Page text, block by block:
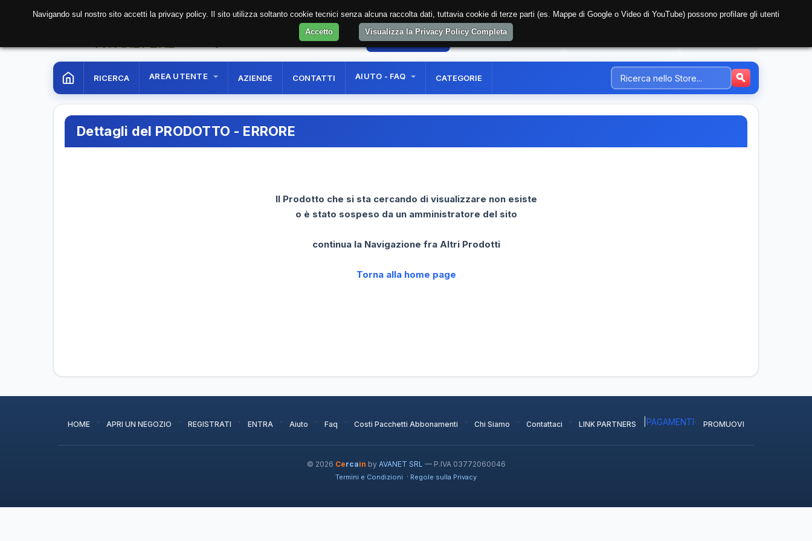
AREA RISERVATA REGISTRAZIONE UTENTE
RICERCA AREA UTENTE AZIENDE CONTATTI AIUTO - FAQ CATEGORIE
Dettagli del PRODOTTO - ERRORE
Il Prodotto che si sta cercando di visualizzare non esiste
o è stato sospeso da un amministratore del sito
continua la Navigazione fra Altri Prodotti
Torna alla home page
HOME · APRI UN NEGOZIO · REGISTRATI · ENTRA · Aiuto · Faq · Costi Pacchetti Abbonamenti · Chi Siamo · Contattaci · LINK PARTNERS PAGAMENTI· PROMUOVI
© 2026 Cercain by AVANET SRL — P.IVA 03772060046
Termini e Condizioni · Regole sulla Privacy
Navigando sul nostro sito accetti la privacy policy. Il sito utilizza soltanto cookie tecnici senza alcuna raccolta dati, tuttavia cookie di terze parti (es. Mappe di Google o Video di YouTube) possono profilare gli utenti
Accetto
Visualizza la Privacy Policy Completa